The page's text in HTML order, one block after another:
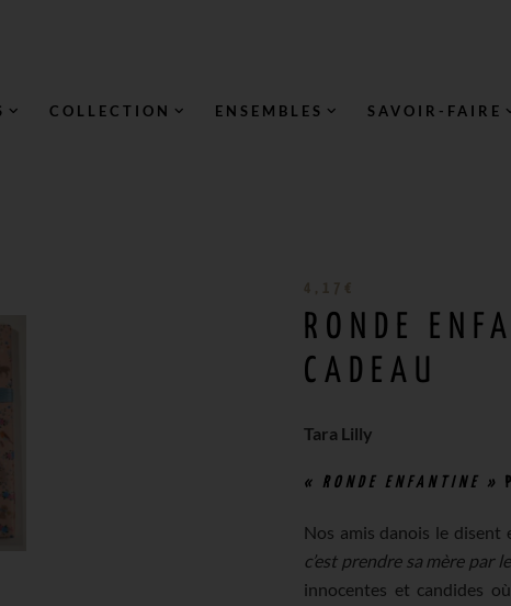
COLLECTION ENSEMBLES SAVOIR-FAIRE
4,17 €
RONDE
CADEAU
Tara Lilly
« RONDE ENFANTINE »
Nos amis danois le disent
c’est prendre sa mère par
innocentes et candides